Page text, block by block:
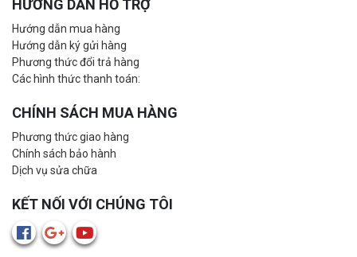
HƯỚNG DẪN HỖ TRỢ
Hướng dẫn mua hàng
Hướng dẫn ký gửi hàng
Phương thức đổi trả hàng
Các hình thức thanh toán:
CHÍNH SÁCH MUA HÀNG
Phương thức giao hàng
Chính sách bảo hành
Dịch vụ sửa chữa
KẾT NỐI VỚI CHÚNG TÔI